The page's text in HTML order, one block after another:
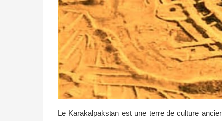
Le Karakalpakstan est une terre de culture